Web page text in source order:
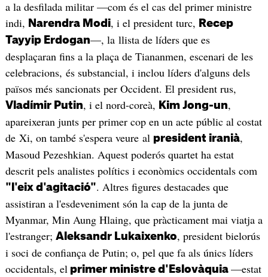
a la desfilada militar —com és el cas del primer ministre
indi, Narendra Modi, i el president turc, Recep
Tayyip Erdogan—, la llista de líders que es
desplaçaran fins a la plaça de Tiananmen, escenari de les
celebracions, és substancial, i inclou líders d'alguns dels
països més sancionats per Occident. El president rus,
Vladímir Putin, i el nord-coreà, Kim Jong-un,
apareixeran junts per primer cop en un acte públic al costat
de Xi, on també s'espera veure al president iranià,
Masoud Pezeshkian. Aquest poderós quartet ha estat
descrit pels analistes polítics i econòmics occidentals com
"l'eix d'agitació". Altres figures destacades que
assistiran a l'esdeveniment són la cap de la junta de
Myanmar, Min Aung Hlaing, que pràcticament mai viatja a
l'estranger; Aleksandr Lukaixenko, president bielorús
i soci de confiança de Putin; o, pel que fa als únics líders
occidentals, el primer ministre d'Eslovàquia —estat